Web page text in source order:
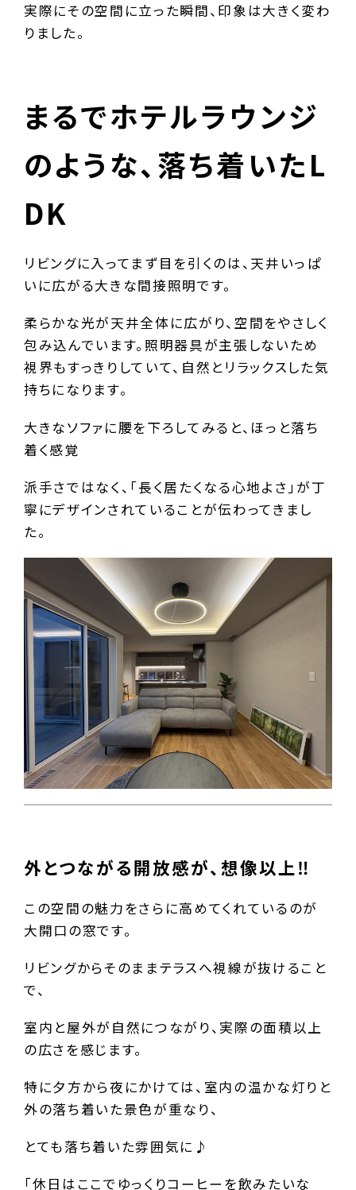
実際にその空間に立った瞬間、印象は大きく変わ
りました。
まるでホテルラウンジ
のような、落ち着いたL
DK
リビングに入ってまず目を引くのは、天井いっぱ
いに広がる大きな間接照明です。
柔らかな光が天井全体に広がり、空間をやさしく
包み込んでいます。照明器具が主張しないため
視界もすっきりしていて、自然とリラックスした気
持ちになります。
大きなソファに腰を下ろしてみると、ほっと落ち
着く感覚
派手さではなく、「長く居たくなる心地よさ」が丁
寧にデザインされていることが伝わってきまし
た。
外とつながる開放感が、想像以上‼
この空間の魅力をさらに高めてくれているのが
大開口の窓です。
リビングからそのままテラスへ視線が抜けること
で、
室内と屋外が自然につながり、実際の面積以上
の広さを感じます。
特に夕方から夜にかけては、室内の温かな灯りと
外の落ち着いた景色が重なり、
とても落ち着いた雰囲気に♪
「休日はここでゆっくりコーヒーを飲みたいな